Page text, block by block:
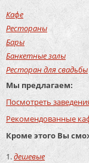
Кафе
Рестораны
Бары
Банкетные залы
Ресторан для свадьбы
Мы предлагаем:
Посмотреть
Рекомендованные
Кроме этого Вы
дешевые